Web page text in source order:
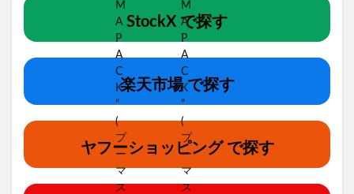
StockX で探す
楽天市場 で探す
ヤフーショッピング で探す